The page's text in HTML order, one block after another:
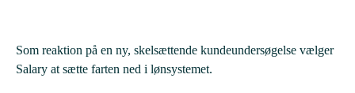
Som reaktion på en ny, skelsættende kundeundersøgelse vælger
Salary at sætte farten ned i lønsystemet.